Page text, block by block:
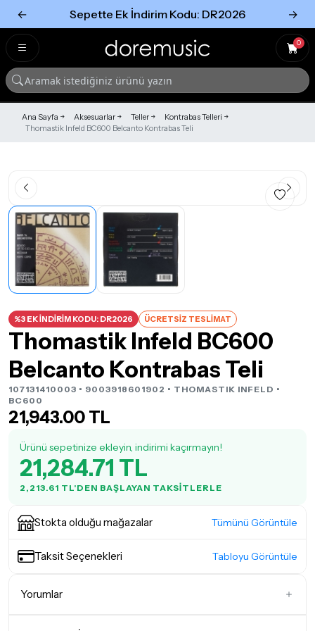
← Sepette Ek İndirim Kodu: DR2026 →
0
Ana Sayfa Aksesuarlar Teller
Kontrabas Telleri
Thomastik Infeld BC600 Belcanto Kontrabas Teli
%3 EK İNDİRİM KODU: DR2026 ÜCRETSİZ TESLİMAT
Thomastik Infeld BC600
Belcanto Kontrabas Teli
107131410003 • 9003918601902 • THOMASTIK INFELD •
BC600
21,943.00 TL
Ürünü sepetinize ekleyin, indirimi kaçırmayın!
21,284.71 TL
2,213.61 TL'DEN BAŞLAYAN TAKSITLERLE
Stokta olduğu mağazalar Tümünü Görüntüle
Taksit Seçenekleri Tabloyu Görüntüle
Yorumlar
Tümünü Gör
Tümünü gör